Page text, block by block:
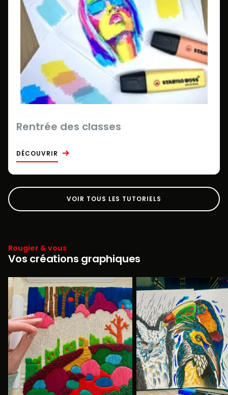
Rentrée des classes
DÉCOUVRIR
VOIR TOUS LES TUTORIELS
Rougier & vous
Vos créations graphiques